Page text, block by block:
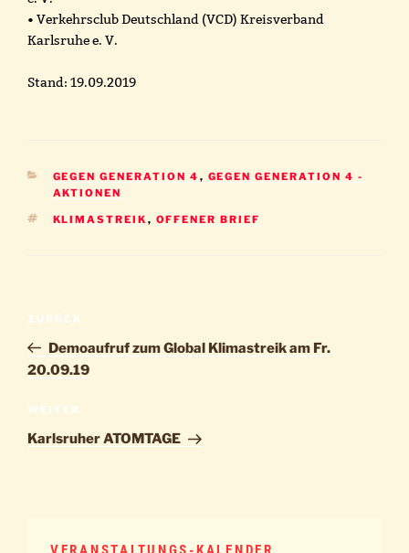
• Verkehrsclub Deutschland (VCD) Kreisverband
Karlsruhe e. V.
Stand: 19.09.2019
KATEGORIEN
GEGEN GENERATION 4 , GEGEN GENERATION 4 -
AKTIONEN
SCHLAGWÖRTER
KLIMASTREIK , OFFENER BRIEF
Beitragsnavigation
Vorheriger
Beitrag
ZURÜCK
Demoaufruf zum Global Klimastreik am Fr.
20.09.19
Nächster
Beitrag
WEITER
Karlsruher ATOMTAGE